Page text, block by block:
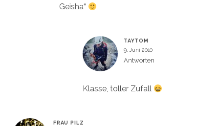
Geisha“
TAYTOM
9. Juni 2010
Antworten
Klasse, toller Zufall
FRAU PILZ